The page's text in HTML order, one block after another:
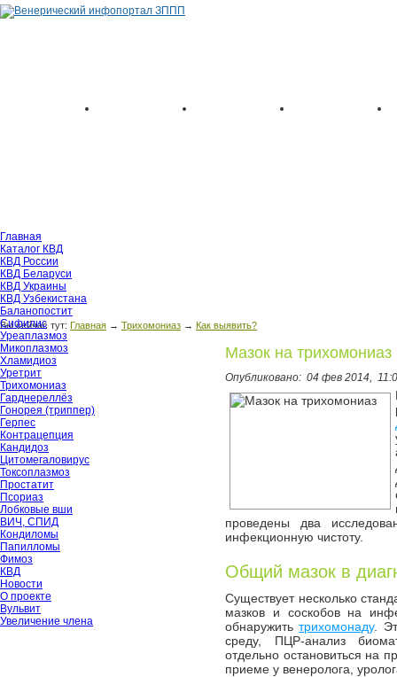
Главная
Каталог КВД
КВД России
КВД Беларуси
КВД Украины
КВД Узбекистана
Баланопостит
Сифилис
Уреаплазмоз
Микоплазмоз
Хламидиоз
Уретрит
Трихомониаз
Гарднереллёз
Гонорея (триппер)
Герпес
Контрацепция
Кандидоз
Цитомегаловирус
Токсоплазмоз
Простатит
Псориаз
Лобковые вши
ВИЧ, СПИД
Кондиломы
Папилломы
Фимоз
КВД
Новости
О проекте
Вульвит
Увеличение члена
Вы сейчас тут: Главная → Трихомониаз → Как выявить?
Мазок на трихомониаз
Опубликовано: 04 фев 2014,
проведены два
инфекционную чистоту.
Общий мазок в
Существует несколько
мазков и соскобов на
обнаружитьтрихомонаду.
среду, ПЦР-анализ
отдельно остановиться на
приеме у венеролога,